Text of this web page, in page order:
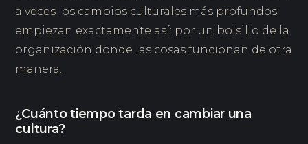
a veces los cambios culturales más profundos
empiezan exactamente así: por un bolsillo de la
organización donde las cosas funcionan de otra
manera.
¿Cuánto tiempo tarda en cambiar una
cultura?